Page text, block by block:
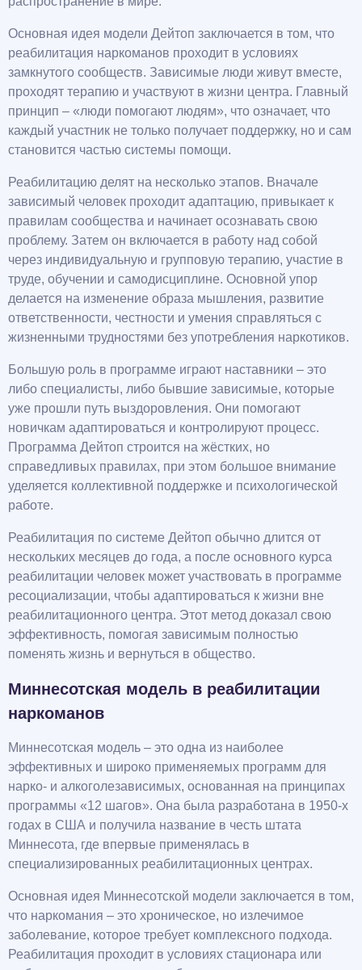
Основная идея модели Дейтоп заключается в том, что
реабилитация наркоманов проходит в условиях
замкнутого сообществ. Зависимые люди живут вместе,
проходят терапию и участвуют в жизни центра. Главный
принцип – «люди помогают людям», что означает, что
каждый участник не только получает поддержку, но и сам
становится частью системы помощи.
Реабилитацию делят на несколько этапов. Вначале
зависимый человек проходит адаптацию, привыкает к
правилам сообщества и начинает осознавать свою
проблему. Затем он включается в работу над собой
через индивидуальную и групповую терапию, участие в
труде, обучении и самодисциплине. Основной упор
делается на изменение образа мышления, развитие
ответственности, честности и умения справляться с
жизненными трудностями без употребления наркотиков.
Большую роль в программе играют наставники – это
либо специалисты, либо бывшие зависимые, которые
уже прошли путь выздоровления. Они помогают
новичкам адаптироваться и контролируют процесс.
Программа Дейтоп строится на жёстких, но
справедливых правилах, при этом большое внимание
уделяется коллективной поддержке и психологической
работе.
Реабилитация по системе Дейтоп обычно длится от
нескольких месяцев до года, а после основного курса
реабилитации человек может участвовать в программе
ресоциализации, чтобы адаптироваться к жизни вне
реабилитационного центра. Этот метод доказал свою
эффективность, помогая зависимым полностью
поменять жизнь и вернуться в общество.
Миннесотская модель в реабилитации
наркоманов
Миннесотская модель – это одна из наиболее
эффективных и широко применяемых программ для
нарко- и алкоголезависимых, основанная на принципах
программы «12 шагов». Она была разработана в 1950-х
годах в США и получила название в честь штата
Миннесота, где впервые применялась в
специализированных реабилитационных центрах.
Основная идея Миннесотской модели заключается в том,
что наркомания – это хроническое, но излечимое
заболевание, которое требует комплексного подхода.
Реабилитация проходит в условиях стационара или